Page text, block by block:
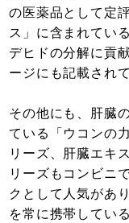
の医薬品として定
ス」に含まれてい
デヒドの分解に貢
ージにも記載され
その他にも、肝臓
ている「ウコンの
リーズ、肝臓エキ
リーズもコンビニ
クとして人気があ
を常に携帯してい